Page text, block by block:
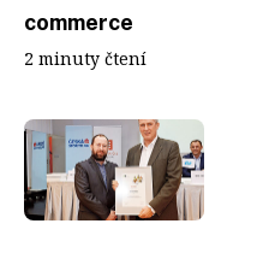
commerce
2 minuty čtení